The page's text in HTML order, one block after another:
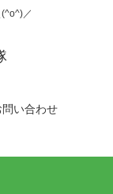
／
問い合わせ